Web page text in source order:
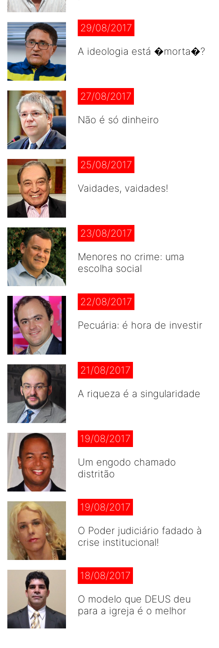
29/08/2017
A ideologia está �morta�?
27/08/2017
Não é só dinheiro
25/08/2017
Vaidades, vaidades!
23/08/2017
Menores no crime: uma
escolha social
22/08/2017
Pecuária: é hora de investir
21/08/2017
A riqueza é a singularidade
19/08/2017
Um engodo chamado
distritão
19/08/2017
O Poder judiciário fadado à
crise institucional!
18/08/2017
O modelo que DEUS deu
para a igreja é o melhor